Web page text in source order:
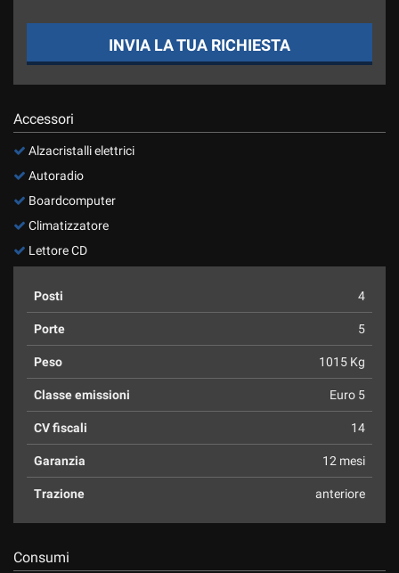
INVIA LA TUA RICHIESTA
Accessori
Alzacristalli elettrici
Autoradio
Boardcomputer
Climatizzatore
Lettore CD
Posti 4
Porte 5
Peso 1015 Kg
Classe emissioni Euro 5
CV fiscali 14
Garanzia 12 mesi
Trazione anteriore
Consumi